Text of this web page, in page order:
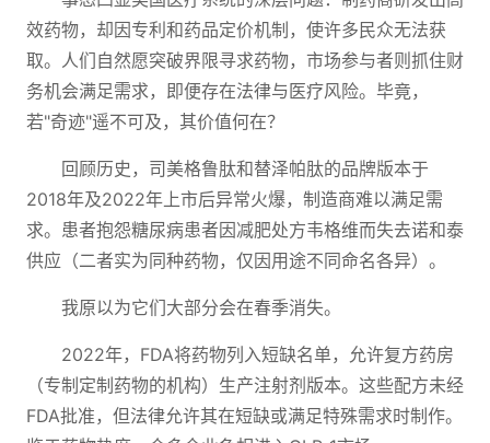
效药物，却因专利和药品定价机制，使许多民众无法获
取。人们自然愿突破界限寻求药物，市场参与者则抓住财
务机会满足需求，即便存在法律与医疗风险。毕竟，
若"奇迹"遥不可及，其价值何在？
回顾历史，司美格鲁肽和替泽帕肽的品牌版本于
2018年及2022年上市后异常火爆，制造商难以满足需
求。患者抱怨糖尿病患者因减肥处方韦格维而失去诺和泰
供应（二者实为同种药物，仅因用途不同命名各异）。
我原以为它们大部分会在春季消失。
2022年，FDA将药物列入短缺名单，允许复方药房
（专制定制药物的机构）生产注射剂版本。这些配方未经
FDA批准，但法律允许其在短缺或满足特殊需求时制作。